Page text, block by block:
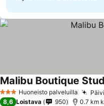
3 Tähtiluokitus
Huoneisto palveluilla
Malibu Boutique
8,6 Loistava 950 0.7 km